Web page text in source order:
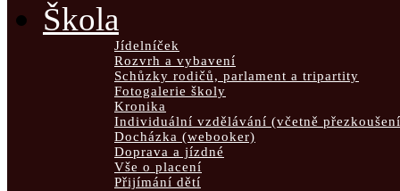
Škola
Jídelníček
Rozvrh a vybavení
Schůzky rodičů, parlament a tripartity
Fotogalerie školy
Kronika
Individuální vzdělávání (včetně
Docházka (webooker)
Doprava a jízdné
Vše o placení
Přijímání dětí